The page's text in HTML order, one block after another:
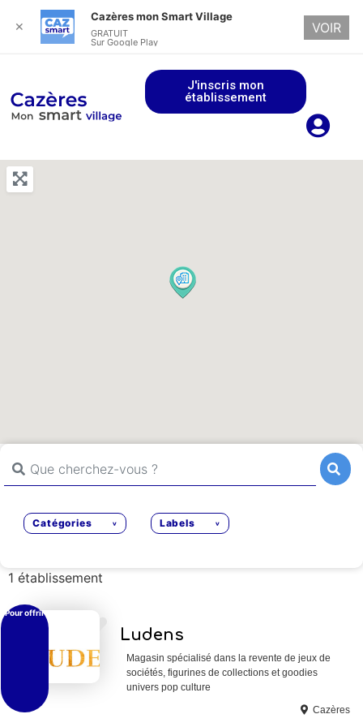
J'inscris mon
établissement
Que cherchez-vous ?
Catégories Labels
1 établissement
Pour offrir
Ludens
Magasin spécialisé dans la revente de jeux de
sociétés, figurines de collections et goodies
univers pop culture
Cazères
✕
Cazères mon Smart Village
GRATUIT
Sur Google Play
VOIR